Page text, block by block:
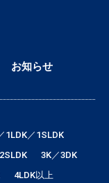
お知らせ
1LDK／1SLDK
3K／3DK
4LDK以上